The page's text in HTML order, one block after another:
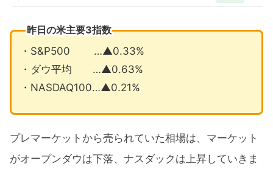
昨日の米主要3指数
・S&P500 …▲0.33%
・ダウ平均 …▲0.63%
・NASDAQ100…▲0.21%
プレマーケットから売られていた相場は、マーケット
がオープンダウは下落、ナスダックは上昇していきま